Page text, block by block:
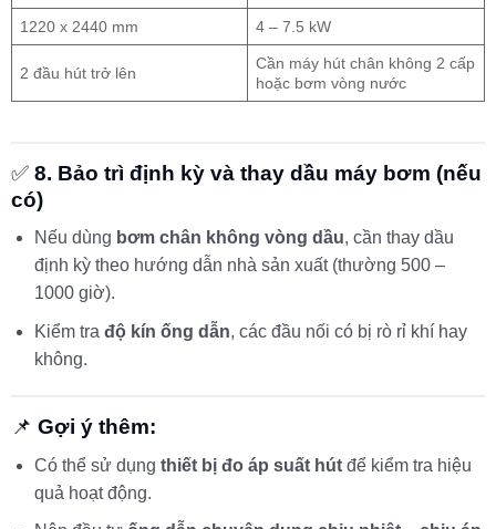
1220 x 2440 mm 4 – 7.5 kW
2 đầu hút trở lên
Cần máy hút chân không 2 cấp
hoặc bơm vòng nước
✅ 8. Bảo trì định kỳ và thay dầu máy bơm (nếu
có)
Nếu dùng bơm chân không vòng dầu, cần thay dầu
định kỳ theo hướng dẫn nhà sản xuất (thường 500 –
1000 giờ).
Kiểm tra độ kín ống dẫn, các đầu nối có bị rò rỉ khí hay
không.
📌 Gợi ý thêm:
Có thể sử dụng thiết bị đo áp suất hútđể kiểm tra hiệu
quả hoạt động.